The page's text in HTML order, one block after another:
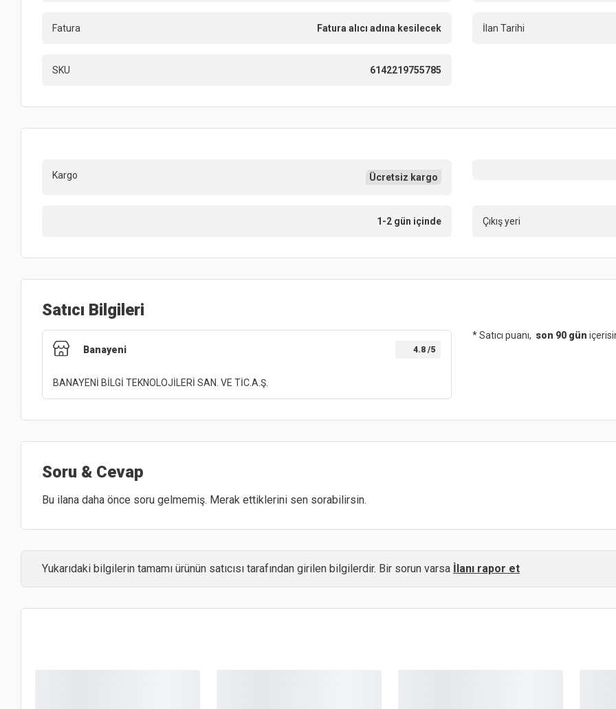
Fatura Fatura alıcı adına kesilecek İlan Tarihi
SKU 6142219755785
Kargo Ücretsiz kargo
1-2 gün içinde Çıkış yeri
Satıcı Bilgileri
Banayeni 4.8 /5
BANAYENİ BİLGİ TEKNOLOJİLERİ SAN. VE TİC.A.Ş.
* Satıcı puanı, son 90 gün
Soru & Cevap
Bu ilana daha önce soru gelmemiş. Merak ettiklerini sen sorabilirsin.
Yukarıdaki bilgilerin tamamı ürünün satıcısı tarafından girilen bilgilerdir. Bir sorun varsa İlanı rapor et